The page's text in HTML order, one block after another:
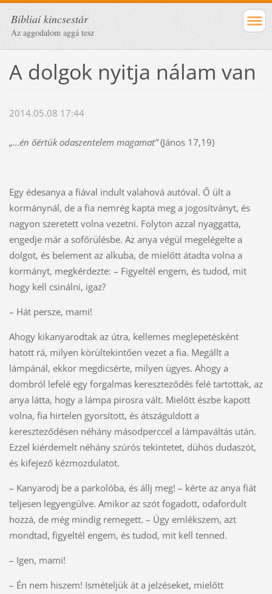
Bibliai kincsestár
Az aggodalom aggá tesz
A dolgok nyitja nálam van
2014.05.08 17:44
„…én őértük odaszentelem magamat”(János 17,19)
Egy édesanya a fiával indult valahová autóval. Ő ült a
kormánynál, de a fia nemrég kapta meg a jogosítványt, és
nagyon szeretett volna vezetni. Folyton azzal nyaggatta,
engedje már a sofőrülésbe. Az anya végül megelégelte a
dolgot, és belement az alkuba, de mielőtt átadta volna a
kormányt, megkérdezte: – Figyeltél engem, és tudod, mit
hogy kell csinálni, igaz?
– Hát persze, mami!
Ahogy kikanyarodtak az útra, kellemes meglepetésként
hatott rá, milyen körültekintően vezet a fia. Megállt a
lámpánál, ekkor megdicsérte, milyen ügyes. Ahogy a
dombról lefelé egy forgalmas kereszteződés felé tartottak, az
anya látta, hogy a lámpa pirosra vált. Mielőtt észbe kapott
volna, fia hirtelen gyorsított, és átszáguldott a
kereszteződésen néhány másodperccel a lámpaváltás után.
Ezzel kiérdemelt néhány szúrós tekintetet, dühös dudaszót,
és kifejező kézmozdulatot.
– Kanyarodj be a parkolóba, és állj meg! – kérte az anya fiát
teljesen legyengülve. Amikor az szót fogadott, odafordult
hozzá, de még mindig remegett. – Úgy emlékszem, azt
mondtad, figyeltél engem, és tudod, mit kell tenned.
– Igen, mami!
– Én nem hiszem! Ismételjük át a jelzéseket, mielőtt